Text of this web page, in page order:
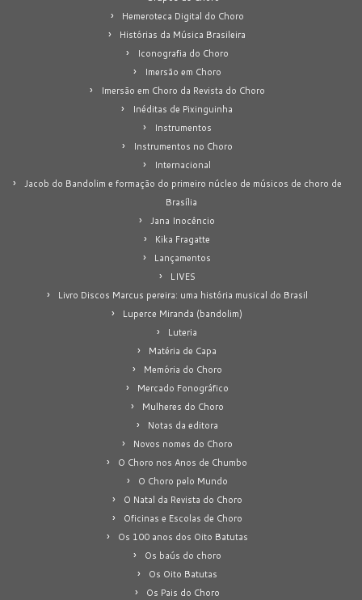
Hemeroteca Digital do Choro
Histórias da Música Brasileira
Iconografia do Choro
Imersão em Choro
Imersão em Choro da Revista do Choro
Inéditas de Pixinguinha
Instrumentos
Instrumentos no Choro
Internacional
Jacob do Bandolim e formação do primeiro núcleo de músicos de choro de
Brasília
Jana Inocêncio
Kika Fragatte
Lançamentos
LIVES
Livro Discos Marcus pereira: uma história musical do Brasil
Luperce Miranda (bandolim)
Luteria
Matéria de Capa
Memória do Choro
Mercado Fonográfico
Mulheres do Choro
Notas da editora
Novos nomes do Choro
O Choro nos Anos de Chumbo
O Choro pelo Mundo
O Natal da Revista do Choro
Oficinas e Escolas de Choro
Os 100 anos dos Oito Batutas
Os baús do choro
Os Oito Batutas
Os Pais do Choro